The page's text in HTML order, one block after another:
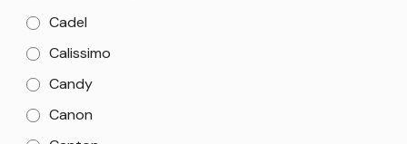
Cadel
Calissimo
Candy
Canon